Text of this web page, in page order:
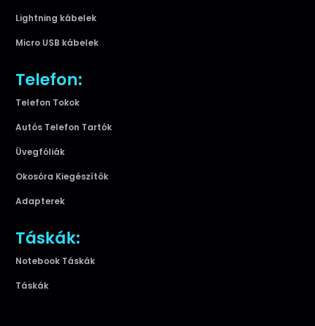
Lightning kábelek
Micro USB kábelek
Telefon:
Telefon Tokok
Autós Telefon Tartók
Üvegfóliák
Okosóra Kiegészítők
Adapterek
Táskák:
Notebook Táskák
Táskák